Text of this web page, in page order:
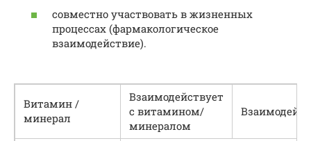
совместно участвовать в жизненных
процессах (фармакологическое
взаимодействие).
Витамин /
минерал
Взаимодействует
с витамином/
минералом